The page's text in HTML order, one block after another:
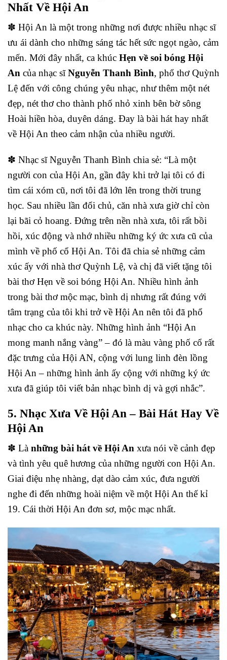
Nhất Về Hội An
✽ Hội An là một trong những nơi được nhiều nhạc sĩ
ưu ái dành cho những sáng tác hết sức ngọt ngào, cảm
mến. Mới đây nhất, ca khúc Hẹn về soi bóng Hội
An của nhạc sĩNguyễn Thanh Bình, phổ thơ Quỳnh
Lệ đến với công chúng yêu nhạc, như thêm một nét
đẹp, nét thơ cho thành phố nhỏ xinh bên bờ sông
Hoài hiền hòa, duyên dáng. Đay là bài hát hay nhất
về Hội An theo cảm nhận của nhiều người.
✽ Nhạc sĩ Nguyễn Thanh Bình chia sẻ: “Là một
người con của Hội An, gần đây khi trở lại tôi có đi
tìm cái xóm cũ, nơi tôi đã lớn lên trong thời trung
học. Sau nhiều lần đổi chủ, căn nhà xưa giờ chỉ còn
lại bãi cỏ hoang. Đứng trên nền nhà xưa, tôi rất bồi
hồi, xúc động và nhớ nhiều những ký ức xưa cũ của
mình về phố cổ Hội An. Tôi đã chia sẻ những cảm
xúc ấy với nhà thơ Quỳnh Lệ, và chị đã viết tặng tôi
bài thơ Hẹn về soi bóng Hội An. Nhiều hình ảnh
trong bài thơ mộc mạc, bình dị nhưng rất đúng với
tâm trạng của tôi khi trở về Hội An nên tôi đã phổ
nhạc cho ca khúc này. Những hình ảnh “Hội An
mong manh nắng vàng” – đó là màu vàng phố cổ rất
đặc trưng của Hội AN, cộng với lung linh đèn lồng
Hội An – những hình ảnh ấy cộng với những ký ức
xưa đã giúp tôi viết bản nhạc bình dị và gợi nhắc”.
5. Nhạc Xưa Về Hội An – Bài Hát Hay Về
Hội An
✽ Là những bài hát về Hội An xưa nói về cảnh đẹp
và tình yêu quê hương của những người con Hội An.
Giai điệu nhẹ nhàng, dạt dào cảm xúc, đưa người
nghe đi đến những hoài niệm về một Hội An thế kỉ
19. Cái thời Hội An đơn sơ, mộc mạc nhất.